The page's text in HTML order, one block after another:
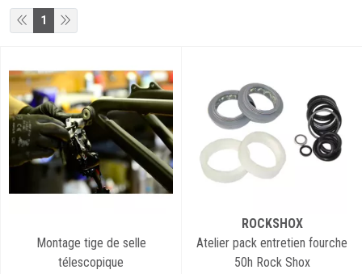
1
Montage tige de selle
télescopique
ROCKSHOX
Atelier pack entretien fourche
50h Rock Shox